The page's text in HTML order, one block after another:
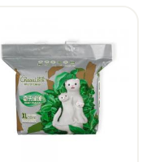
hipoalergénicos y de
superficie seca.